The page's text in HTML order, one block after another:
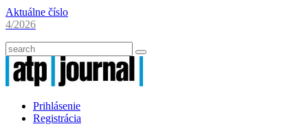
Aktuálne číslo
4/2026
Prihlásenie
Registrácia